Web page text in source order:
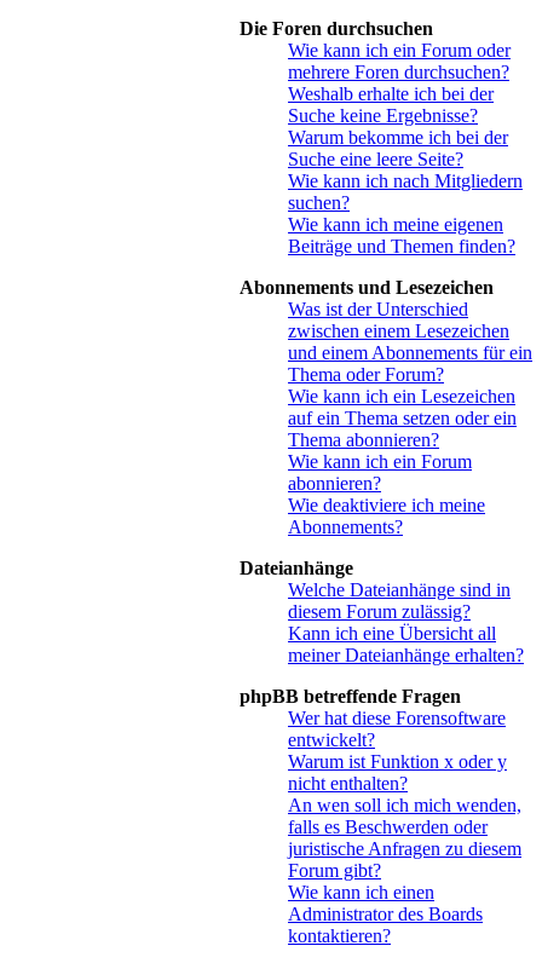
Die Foren durchsuchen
Wie kann ich ein Forum oder
mehrere Foren durchsuchen?
Weshalb erhalte ich bei der
Suche keine Ergebnisse?
Warum bekomme ich bei der
Suche eine leere Seite?
Wie kann ich nach Mitgliedern
suchen?
Wie kann ich meine eigenen
Beiträge und Themen finden?
Abonnements und Lesezeichen
Was ist der Unterschied
zwischen einem Lesezeichen
und einem Abonnements für ein
Thema oder Forum?
Wie kann ich ein Lesezeichen
auf ein Thema setzen oder ein
Thema abonnieren?
Wie kann ich ein Forum
abonnieren?
Wie deaktiviere ich meine
Abonnements?
Dateianhänge
Welche Dateianhänge sind in
diesem Forum zulässig?
Kann ich eine Übersicht all
meiner Dateianhänge erhalten?
phpBB betreffende Fragen
Wer hat diese Forensoftware
entwickelt?
Warum ist Funktion x oder y
nicht enthalten?
An wen soll ich mich wenden,
falls es Beschwerden oder
juristische Anfragen zu diesem
Forum gibt?
Wie kann ich einen
Administrator des Boards
kontaktieren?